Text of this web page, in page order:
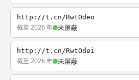
http://t.cn/RwtOdeo
截至 2026 年 未屏蔽
http://t.cn/RwtOdei
截至 2026 年 未屏蔽